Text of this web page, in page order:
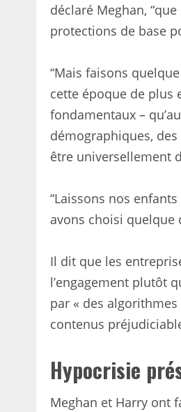
déclaré Meghan,
protections de base
“Mais faisons
cette époque de plus
fondamentaux –
démographiques,
être universellement
“Laissons nos
avons choisi quelque
Il dit que les
l’engagement plutôt
par « des
contenus
Hypocrisie
Meghan et Harry ont